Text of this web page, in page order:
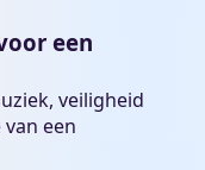
een
veiligheid
een